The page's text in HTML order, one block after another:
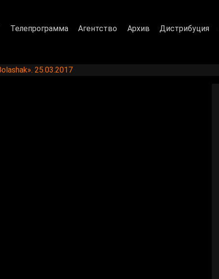
Телепрограмма Агентство Архив Дистрибуция
25.03.2017